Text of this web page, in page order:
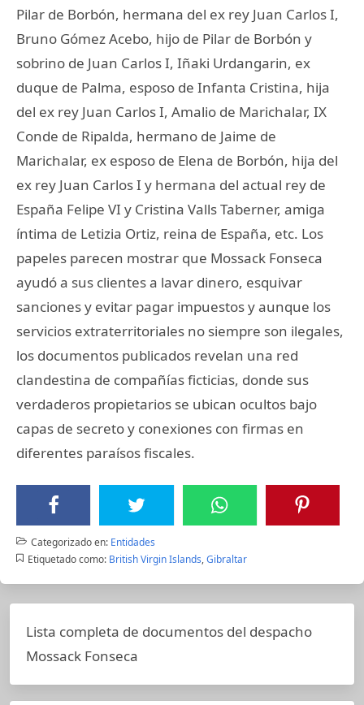
Pilar de Borbón, hermana del ex rey Juan Carlos I,
Bruno Gómez Acebo, hijo de Pilar de Borbón y
sobrino de Juan Carlos I, Iñaki Urdangarin, ex
duque de Palma, esposo de Infanta Cristina, hija
del ex rey Juan Carlos I, Amalio de Marichalar, IX
Conde de Ripalda, hermano de Jaime de
Marichalar, ex esposo de Elena de Borbón, hija del
ex rey Juan Carlos I y hermana del actual rey de
España Felipe VI y Cristina Valls Taberner, amiga
íntima de Letizia Ortiz, reina de España, etc. Los
papeles parecen mostrar que Mossack Fonseca
ayudó a sus clientes a lavar dinero, esquivar
sanciones y evitar pagar impuestos y aunque los
servicios extraterritoriales no siempre son ilegales,
los documentos publicados revelan una red
clandestina de compañías ficticias, donde sus
verdaderos propietarios se ubican ocultos bajo
capas de secreto y conexiones con firmas en
diferentes paraísos fiscales.
Categorizado en: Entidades
Etiquetado como: British Virgin Islands,Gibraltar
Lista completa de documentos del despacho
Mossack Fonseca